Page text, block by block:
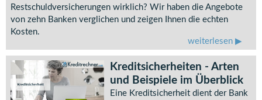
Restschuldversicherungen wirklich? Wir haben die Angebote
von zehn Banken verglichen und zeigen Ihnen die echten
Kosten.
weiterlesen
Kreditsicherheiten - Arten
und Beispiele im Überblick
Eine Kreditsicherheit dient der Bank